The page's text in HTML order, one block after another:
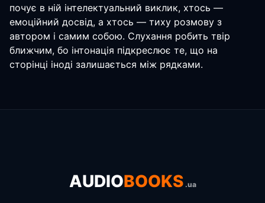
почує в ній інтелектуальний виклик, хтось —
емоційний досвід, а хтось — тиху розмову з
автором і самим собою. Слухання робить твір
ближчим, бо інтонація підкреслює те, що на
сторінці іноді залишається між рядками.
AUDIOBOOKS .ua